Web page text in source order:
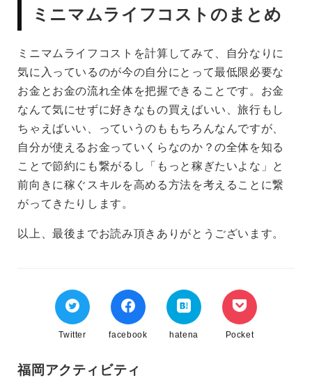
ミニマムライフコストのまとめ
ミニマムライフコストを計算してみて、自分なりに
気に入っているのが今の自分にとって最低限必要な
お金 と お金の流れ全体を把握できる ことです。お金
なんて気にせずに好きなもの買えばいい、旅行もし
ちゃえばいい、っていうのももちろんなんですが、
自分が使えるお金っていくらなのか？の全体を知る
ことで節約にも繋がるし「もっと稼ぎたいよな」と
前向きに稼ぐスキルを高める方法を考えることに繋
がってきたりします。
以上、最後までお読み頂きありがとうございます。
Twitter facebook hatena Pocket
福岡アクティビティ